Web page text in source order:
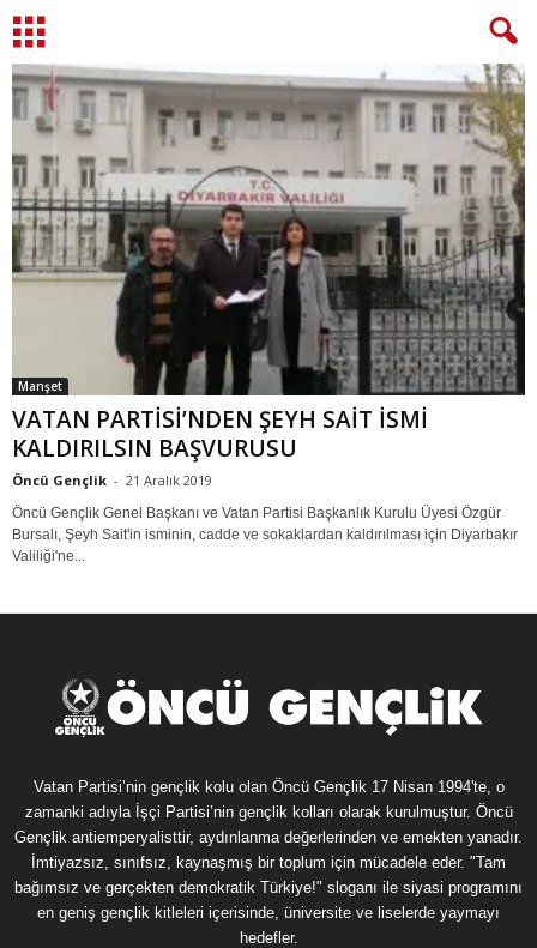
Manşet
VATAN PARTİSİ’NDEN ŞEYH SAİT İSMİ
KALDIRILSIN BAŞVURUSU
Öncü Gençlik - 21 Aralık 2019
Öncü Gençlik Genel Başkanı ve Vatan Partisi Başkanlık Kurulu Üyesi Özgür
Bursalı, Şeyh Sait'in isminin, cadde ve sokaklardan kaldırılması için Diyarbakır
Valiliği'ne...
Vatan Partisi’nin gençlik kolu olan Öncü Gençlik 17 Nisan 1994'te, o
zamanki adıyla İşçi Partisi’nin gençlik kolları olarak kurulmuştur. Öncü
Gençlik antiemperyalisttir, aydınlanma değerlerinden ve emekten yanadır.
İmtiyazsız, sınıfsız, kaynaşmış bir toplum için mücadele eder. "Tam
bağımsız ve gerçekten demokratik Türkiye!" sloganı ile siyasi programını
en geniş gençlik kitleleri içerisinde, üniversite ve liselerde yaymayı
hedefler.